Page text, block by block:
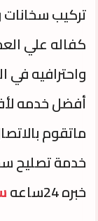
تركيب سخانات
كفاله علي
واحترافيه
أفضل خدمه
ماتقوم
خدمة تصليح
خبره 24ساعه